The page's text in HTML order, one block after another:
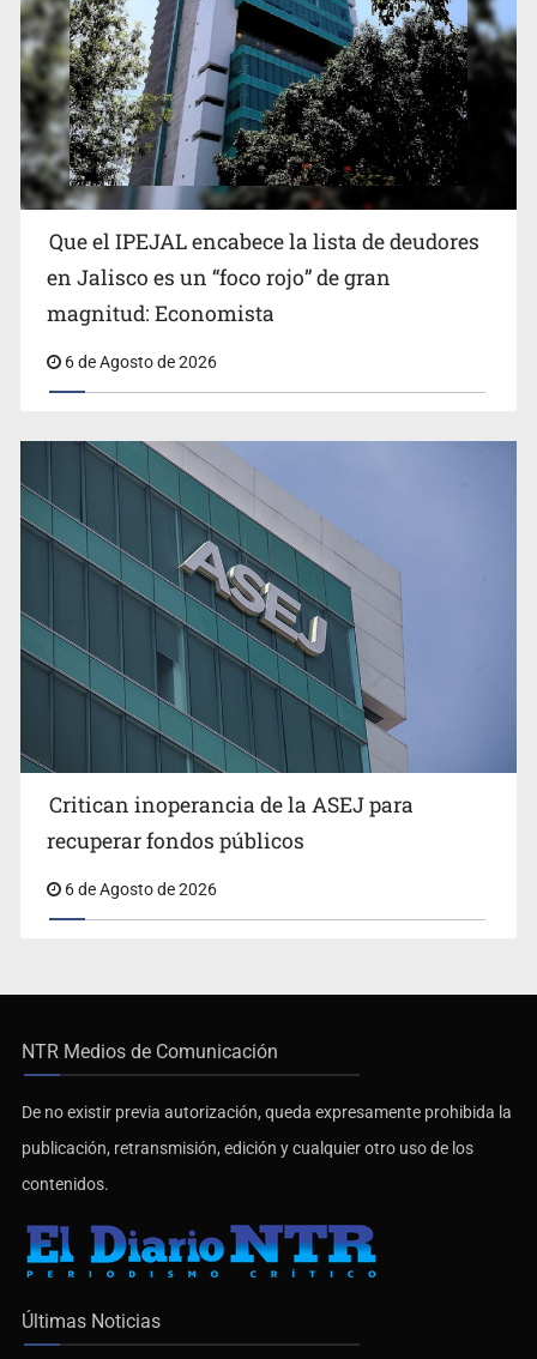
Congreso, de vacación y con varios pendientes
Que el IPEJAL encabece la lista de deudores
en Jalisco es un “foco rojo” de gran
magnitud: Economista
6 de Agosto de 2026
Critican inoperancia de la ASEJ para
recuperar fondos públicos
6 de Agosto de 2026
NTR Medios de Comunicación
De no existir previa autorización, queda expresamente prohibida la
publicación, retransmisión, edición y cualquier otro uso de los
contenidos.
Últimas Noticias